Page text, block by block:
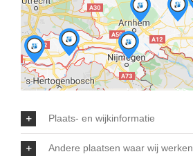
Plaats- en wijkinformatie
Andere plaatsen waar wij werken